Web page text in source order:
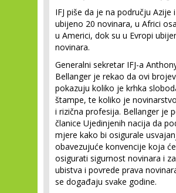
IFJ piše da je na području Azije
ubijeno 20 novinara, u Africi
u Americi, dok su u Evropi
novinara.
Generalni sekretar IFJ-a
Bellanger je rekao da ovi
pokazuju koliko je krhka
štampe, te koliko je
i rizična profesija. Bellanger je
članice Ujedinjenih nacija da
mjere kako bi osigurale
obavezujuće konvencije koja će
osigurati sigurnost novinara i
ubistva i povrede prava
se događaju svake godine.